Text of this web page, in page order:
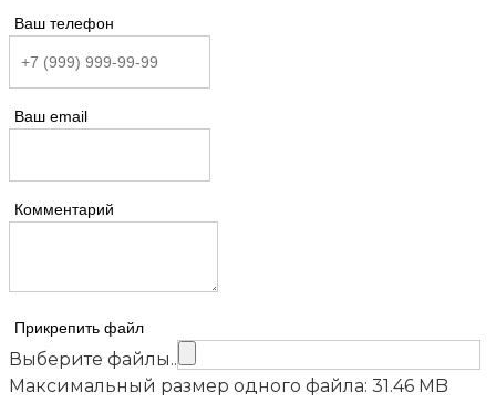
Ваш телефон
Ваш email
Комментарий
Прикрепить файл
Выберите файлы..
Максимальный размер одного файла: 31.46 MB